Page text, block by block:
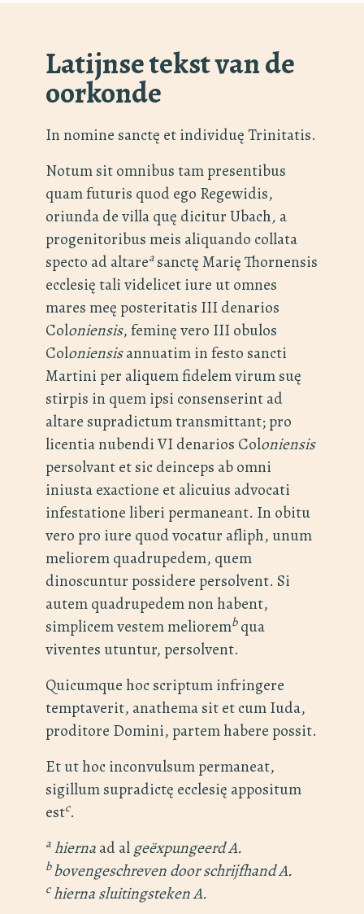
Latijnse tekst van de
oorkonde
In nomine sanctę et individuę Trinitatis.
Notum sit omnibus tam presentibus
quam futuris quod ego Regewidis,
oriunda de villa quę dicitur Ubach, a
progenitoribus meis aliquando collata
specto ad altarea sanctę Marię Thornensis
ecclesię tali videlicet iure ut omnes
mares meę posteritatis III denarios
Coloniensis, feminę vero III obulos
Coloniensisannuatim in festo sancti
Martini per aliquem fidelem virum suę
stirpis in quem ipsi consenserint ad
altare supradictum transmittant; pro
licentia nubendi VI denarios Coloniensis
persolvant et sic deinceps ab omni
iniusta exactione et alicuius advocati
infestatione liberi permaneant. In obitu
vero pro iure quod vocatur afliph, unum
meliorem quadrupedem, quem
dinoscuntur possidere persolvent. Si
autem quadrupedem non habent,
simplicem vestem meliorembqua
viventes utuntur, persolvent.
Quicumque hoc scriptum infringere
temptaverit, anathema sit et cum Iuda,
proditore Domini, partem habere possit.
Et ut hoc inconvulsum permaneat,
sigillum supradictę ecclesię appositum
estc.
a hiernaad algeëxpungeerd A.
bbovengeschreven door schrijfhand A.
chierna sluitingsteken A.